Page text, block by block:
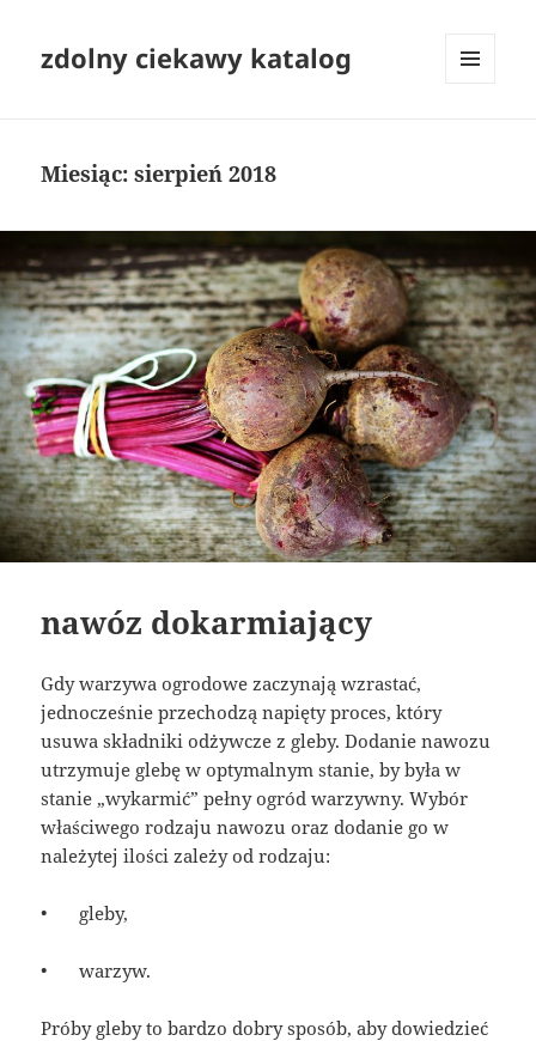
zdolny ciekawy katalog
Miesiąc:sierpień 2018
nawóz dokarmiający
Gdy warzywa ogrodowe zaczynają wzrastać,
jednocześnie przechodzą napięty proces, który
usuwa składniki odżywcze z gleby. Dodanie nawozu
utrzymuje glebę w optymalnym stanie, by była w
stanie „wykarmić” pełny ogród warzywny. Wybór
właściwego rodzaju nawozu oraz dodanie go w
należytej ilości zależy od rodzaju:
• gleby,
• warzyw.
Próby gleby to bardzo dobry sposób, aby dowiedzieć